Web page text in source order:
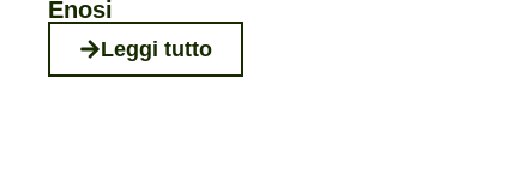
Enosi
Leggi tutto